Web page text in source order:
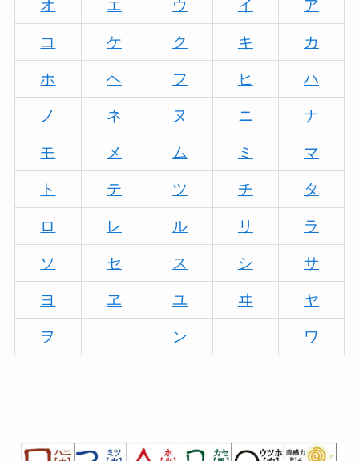
オ エ ウ イ ア
コ ケ ク キ カ
ホ ヘ フ ヒ ハ
ノ ネ ヌ ニ ナ
モ メ ム ミ マ
ト テ ツ チ タ
ロ レ ル リ ラ
ソ セ ス シ サ
ヨ ヱ ユ ヰ ヤ
ヲ ン ワ